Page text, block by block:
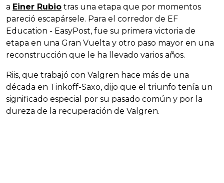
a Einer Rubio tras una etapa que por momentos
pareció escapársele. Para el corredor de EF
Education - EasyPost, fue su primera victoria de
etapa en una Gran Vuelta y otro paso mayor en una
reconstrucción que le ha llevado varios años.
Riis, que trabajó con Valgren hace más de una
década en Tinkoff-Saxo, dijo que el triunfo tenía un
significado especial por su pasado común y por la
dureza de la recuperación de Valgren.